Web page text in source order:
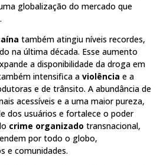
globalização do mercado que
também atingiu níveis recordes,
na última década. Esse aumento
a disponibilidade da droga em
intensifica a violência e a
e de trânsito. A abundância de
acessíveis e a uma maior pureza,
dos usuários e fortalece o poder
crime organizado transnacional,
por todo o globo,
e comunidades.